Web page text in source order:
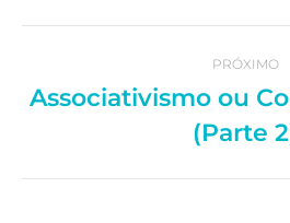
de
post:
PRÓXIMO
post:
Associativismo ou
(Parte